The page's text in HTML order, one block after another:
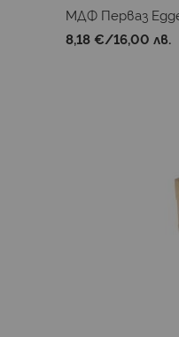
МДФ Перваз
8,18 €/16,00 лв.